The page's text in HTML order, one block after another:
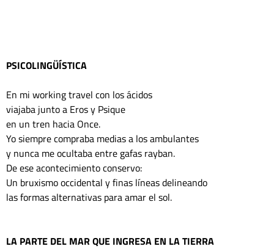
PSICOLINGÜÍSTICA
En mi working travel con los ácidos
viajaba junto a Eros y Psique
en un tren hacia Once.
Yo siempre compraba medias a los ambulantes
y nunca me ocultaba entre gafas rayban.
De ese acontecimiento conservo:
Un bruxismo occidental y finas líneas delineando
las formas alternativas para amar el sol.
LA PARTE DEL MAR QUE INGRESA EN LA TIERRA